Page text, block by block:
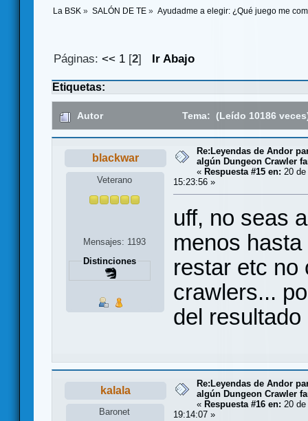
La BSK » SALÓN DE TE » Ayudadme a elegir: ¿Qué juego me
Páginas:<< 1 [2] Ir Abajo
Etiquetas:
Autor Tema: (Leído 10186
blackwar
Veterano
Mensajes: 1193
Distinciones
Re:Leyendas de Andor
algún Dungeon Crawler
« Respuesta #15 en: 20
15:23:56 »
uff, no seas
menos
restar etc no
crawlers...
del
kalala
Baronet
Re:Leyendas de Andor
algún Dungeon Crawler
« Respuesta #16 en: 20
19:14:07 »